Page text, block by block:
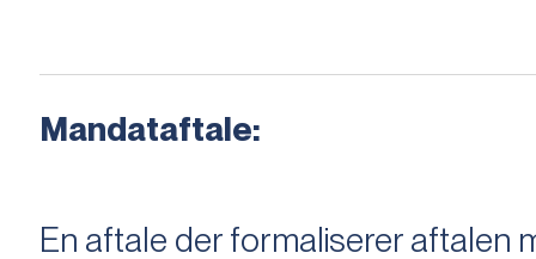
Mandataftale:
En aftale der formaliserer